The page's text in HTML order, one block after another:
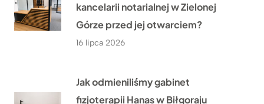
kancelarii notarialnej w Zielonej
Górze przed jej otwarciem?
16 lipca 2026
Jak odmieniliśmy gabinet
fizjoterapii Hanas w Biłgoraju